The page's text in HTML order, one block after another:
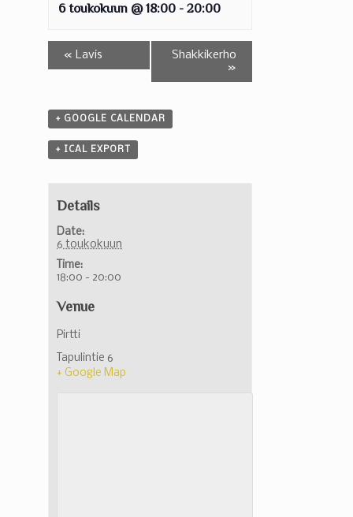
6 toukokuun @ 18:00 - 20:00
« Lavis
Shakkikerho
»
+ GOOGLE CALENDAR
+ ICAL EXPORT
Details
Date:
6 toukokuun
Time:
18:00 - 20:00
Venue
Pirtti
Tapulintie 6
+ Google Map